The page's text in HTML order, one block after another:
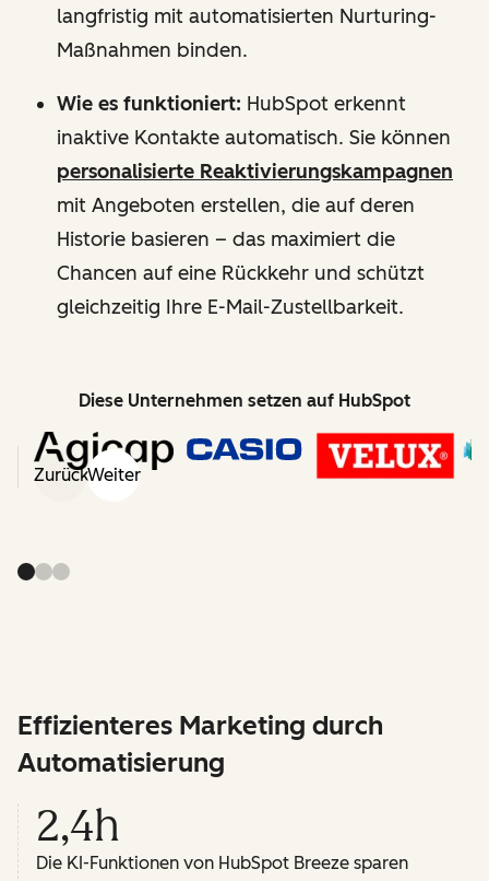
langfristig mit automatisierten Nurturing-
Maßnahmen binden.
Wie es funktioniert: HubSpot erkennt
inaktive Kontakte automatisch. Sie können
personalisierte Reaktivierungskampagnen
mit Angeboten erstellen, die auf deren
Historie basieren – das maximiert die
Chancen auf eine Rückkehr und schützt
gleichzeitig Ihre E-Mail-Zustellbarkeit.
Diese Unternehmen setzen auf HubSpot
ZurückWeiter
Effizienteres Marketing durch
Automatisierung
2,4h
Die KI-Funktionen von HubSpot Breeze sparen